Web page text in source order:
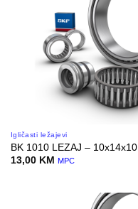
Igličasti ležajevi
BK 1010 LEZAJ – 10x14x10
13,00 KM MPC